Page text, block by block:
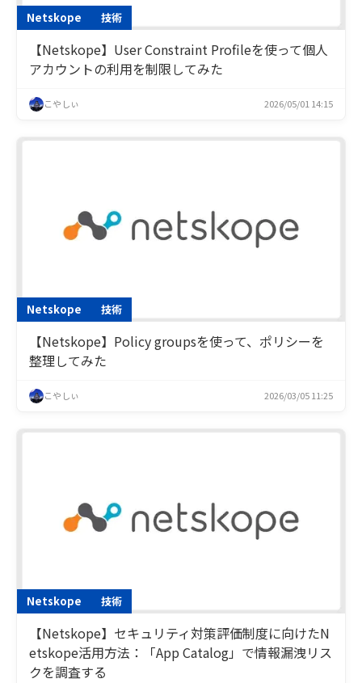
Netskope 技術
【Netskope】User Constraint Profileを使って個人
アカウントの利用を制限してみた
こやしぃ 2026/05/01 14:15
Netskope 技術
【Netskope】Policy groupsを使って、ポリシーを
整理してみた
こやしぃ 2026/03/05 11:25
Netskope 技術
【Netskope】セキュリティ対策評価制度に向けたN
etskope活用方法：「App Catalog」で情報漏洩リス
クを調査する